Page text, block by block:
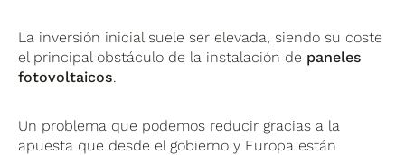
La inversión inicial suele ser elevada, siendo su coste
el principal obstáculo de la instalación de paneles
fotovoltaicos.
Un problema que podemos reducir gracias a la
apuesta que desde el gobierno y Europa están